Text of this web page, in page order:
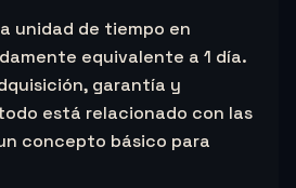
unidad de tiempo en
equivalente a 1 día.
garantía y
está relacionado con las
concepto básico para